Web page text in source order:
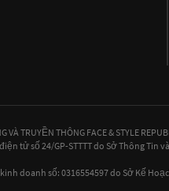
VÀ TRUYỀN THÔNG FACE & STYLE
tử số 24/GP-STTTT do Sở Thông Tin
doanh số: 0316554597 do Sở Kế